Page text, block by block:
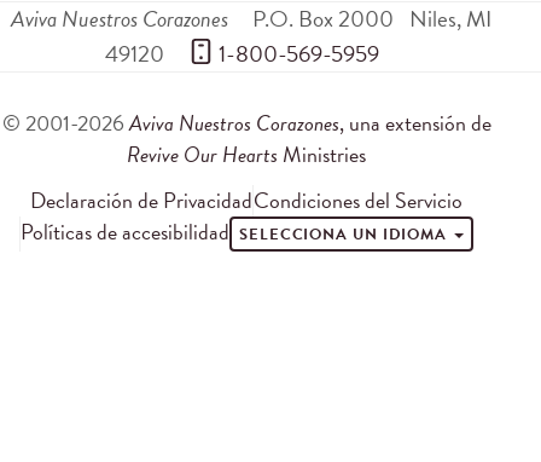
Aviva Nuestros Corazones P.O. Box 2000 Niles,MI
49120
1-800-569-5959
© 2001-2026Aviva Nuestros Corazones, una extensión de
Revive Our Hearts Ministries
Declaración de PrivacidadCondiciones del Servicio
Políticas de accesibilidad SELECCIONA UN IDIOMA